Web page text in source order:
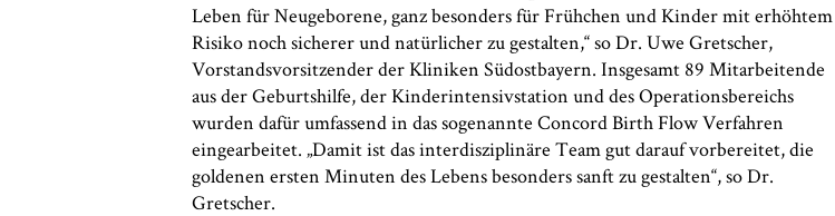
Leben für Neugeborene, ganz besonders für Frühchen und Kinder mit erhöhtem
Risiko noch sicherer und natürlicher zu gestalten,“ so Dr. Uwe Gretscher,
Vorstandsvorsitzender der Kliniken Südostbayern. Insgesamt 89 Mitarbeitende
aus der Geburtshilfe, der Kinderintensivstation und des Operationsbereichs
wurden dafür umfassend in das sogenannte Concord Birth Flow Verfahren
eingearbeitet. „Damit ist das interdisziplinäre Team gut darauf vorbereitet, die
goldenen ersten Minuten des Lebens besonders sanft zu gestalten“, so Dr.
Gretscher.